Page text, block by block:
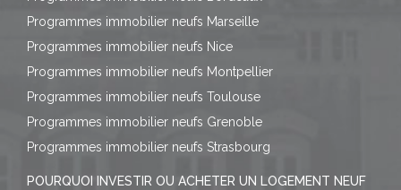
Programmes immobilier neufs Marseille
Programmes immobilier neufs Nice
Programmes immobilier neufs Montpellier
Programmes immobilier neufs Toulouse
Programmes immobilier neufs Grenoble
Programmes immobilier neufs Strasbourg
POURQUOI INVESTIR OU ACHETER UN LOGEMENT NEUF